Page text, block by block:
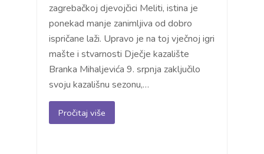
zagrebačkoj djevojčici Meliti, istina je
ponekad manje zanimljiva od dobro
ispričane laži. Upravo je na toj vječnoj igri
mašte i stvarnosti Dječje kazalište
Branka Mihaljevića 9. srpnja zaključilo
svoju kazališnu sezonu,…
Pročitaj više